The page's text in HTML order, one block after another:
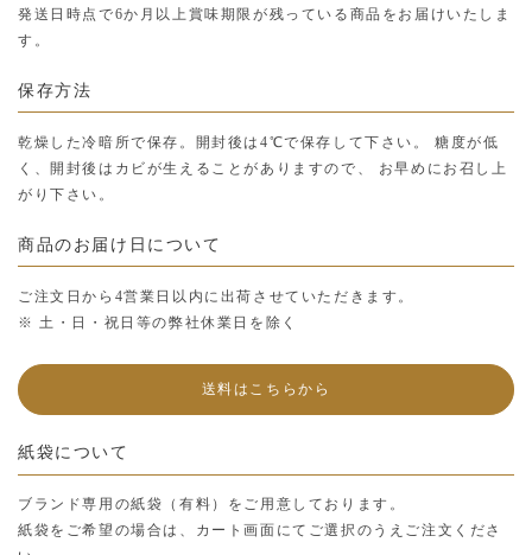
発送日時点で6か月以上賞味期限が残っている商品をお届けいたしま
す。
保存方法
乾燥した冷暗所で保存。開封後は4℃で保存して下さい。 糖度が低
く、開封後はカビが生えることがありますので、 お早めにお召し上
がり下さい。
商品のお届け日について
ご注文日から4営業日以内に出荷させていただきます。
※ 土・日・祝日等の弊社休業日を除く
送料はこちらから
紙袋について
ブランド専用の紙袋（有料）をご用意しております。
紙袋をご希望の場合は、カート画面にてご選択のうえご注文くださ